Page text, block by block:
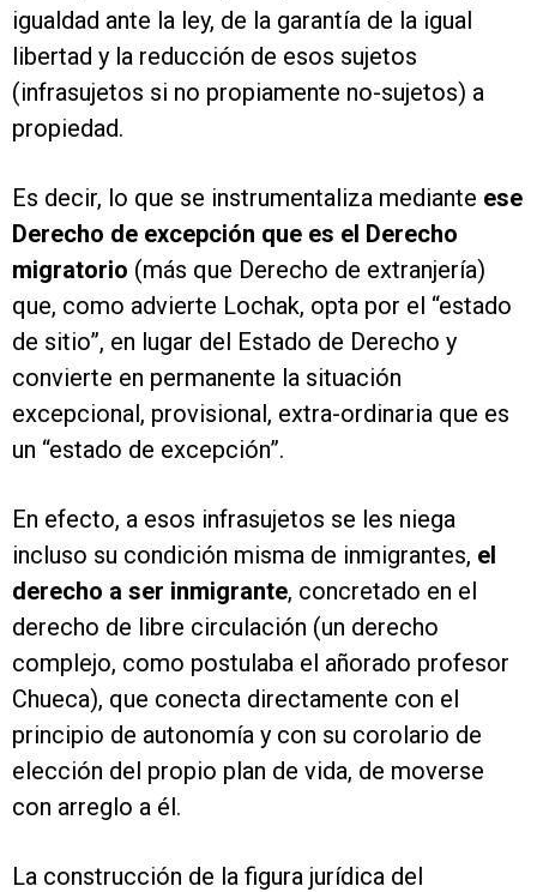
igualdad ante la ley, de la garantía de la igual
libertad y la reducción de esos sujetos
(infrasujetos si no propiamente no-sujetos) a
propiedad.
Es decir, lo que se instrumentaliza mediante ese
Derecho de excepción que es el Derecho
migratorio (más que Derecho de extranjería)
que, como advierte Lochak, opta por el “estado
de sitio”, en lugar del Estado de Derecho y
convierte en permanente la situación
excepcional, provisional, extra-ordinaria que es
un “estado de excepción”.
En efecto, a esos infrasujetos se les niega
incluso su condición misma de inmigrantes, el
derecho a ser inmigrante, concretado en el
derecho de libre circulación (un derecho
complejo, como postulaba el añorado profesor
Chueca), que conecta directamente con el
principio de autonomía y con su corolario de
elección del propio plan de vida, de moverse
con arreglo a él.
La construcción de la figura jurídica del